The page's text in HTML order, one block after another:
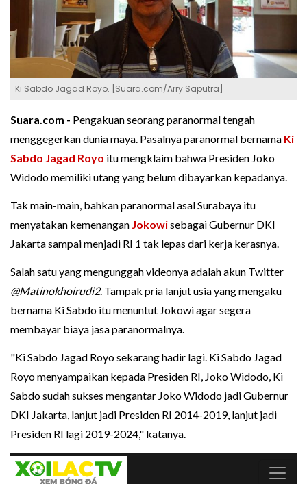
Ki Sabdo Jagad Royo. [Suara.com/Arry Saputra]
Suara.com - Pengakuan seorang paranormal tengah
menggegerkan dunia maya. Pasalnya paranormal bernama Ki
Sabdo Jagad Royo itu mengklaim bahwa Presiden Joko
Widodo memiliki utang yang belum dibayarkan kepadanya.
Tak main-main, bahkan paranormal asal Surabaya itu
menyatakan kemenangan Jokowisebagai Gubernur DKI
Jakarta sampai menjadi RI 1 tak lepas dari kerja kerasnya.
Salah satu yang mengunggah videonya adalah akun Twitter
@Matinokhoirudi2. Tampak pria lanjut usia yang mengaku
bernama Ki Sabdo itu menuntut Jokowi agar segera
membayar biaya jasa paranormalnya.
"Ki Sabdo Jagad Royo sekarang hadir lagi. Ki Sabdo Jagad
Royo menyampaikan kepada Presiden RI, Joko Widodo, Ki
Sabdo sudah sukses mengantar Joko Widodo jadi Gubernur
DKI Jakarta, lanjut jadi Presiden RI 2014-2019, lanjut jadi
Presiden RI lagi 2019-2024," katanya.